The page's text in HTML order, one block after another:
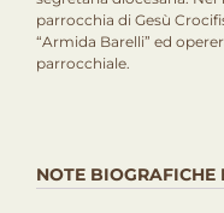
parrocchia di Gesù
“Armida Barelli” ed
parrocchiale.
NOTE BIOGRAFICHE